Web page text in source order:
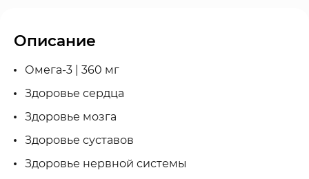
Описание
Омега-3 | 360 мг
Здоровье сердца
Здоровье мозга
Здоровье суставов
Здоровье нервной системы